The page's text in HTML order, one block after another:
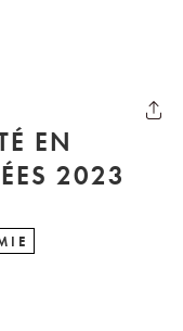
EN
2023